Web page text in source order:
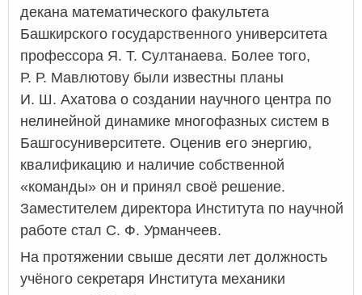
декана математического факультета
Башкирского государственного университета
профессора Я. Т. Султанаева. Более того,
Р. Р. Мавлютову были известны планы
И. Ш. Ахатова о создании научного центра по
нелинейной динамике многофазных систем в
Башгосуниверситете. Оценив его энергию,
квалификацию и наличие собственной
«команды» он и принял своё решение.
Заместителем директора Института по научной
работе стал С. Ф. Урманчеев.
На протяжении свыше десяти лет должность
учёного секретаря Института механики